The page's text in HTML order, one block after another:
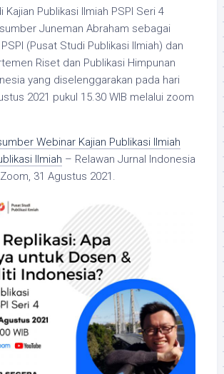
Kajian Publikasi Ilmiah PSPI Seri 4
Juneman Abraham sebagai
(Pusat Studi Publikasi Ilmiah) dan
Riset dan Publikasi Himpunan
yang diselenggarakan pada hari
2021 pukul 15.30 WIB melalui zoom
Webinar Kajian Publikasi Ilmiah
Ilmiah – Relawan Jurnal Indonesia
Zoom, 31 Agustus 2021.